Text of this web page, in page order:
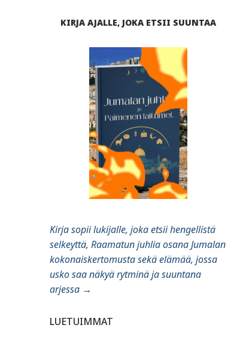
KIRJA AJALLE, JOKA ETSII SUUNTAA
Kirja sopii lukijalle, joka etsii hengellistä
selkeyttä, Raamatun juhlia osana Jumalan
kokonaiskertomusta sekä elämää, jossa
usko saa näkyä rytminä ja suuntana
arjessa →
LUETUIMMAT